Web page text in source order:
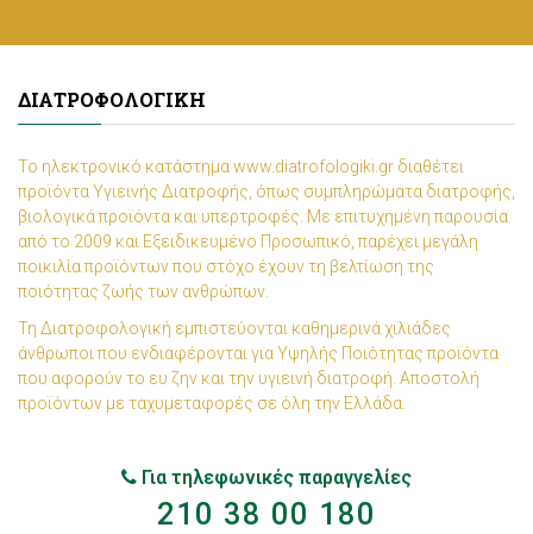
ΔΙΑΤΡΟΦΟΛΟΓΙΚΉ
Το ηλεκτρονικό κατάστημα www.diatrofologiki.gr διαθέτει
προϊόντα Υγιεινής Διατροφής, όπως συμπληρώματα διατροφής,
βιολογικά προϊόντα και υπερτροφές. Με επιτυχημένη παρουσία
από το 2009 και Εξειδικευμένο Προσωπικό, παρέχει μεγάλη
ποικιλία προϊόντων που στόχο έχουν τη βελτίωση της
ποιότητας ζωής των ανθρώπων.
Τη Διατροφολογική εμπιστεύονται καθημερινά χιλιάδες
άνθρωποι που ενδιαφέρονται για Υψηλής Ποιότητας προϊόντα
που αφορούν το ευ ζην και την υγιεινή διατροφή. Αποστολή
προϊόντων με ταχυμεταφορές σε όλη την Ελλάδα.
Για τηλεφωνικές παραγγελίες
210 38 00 180